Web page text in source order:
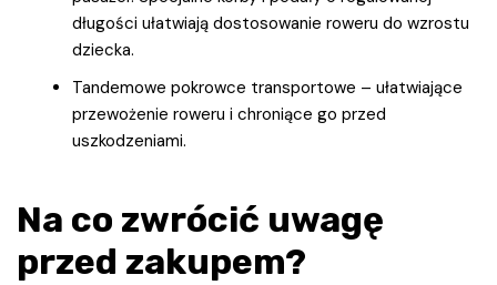
długości ułatwiają dostosowanie roweru do wzrostu
dziecka.
Tandemowe pokrowce transportowe – ułatwiające
przewożenie roweru i chroniące go przed
uszkodzeniami.
Na co zwrócić uwagę
przed zakupem?